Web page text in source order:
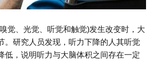
觉、光觉、听觉和触觉)发生改变时，大
。研究人员发现，听力下降的人其听觉
低，说明听力与大脑体积之间存在一定